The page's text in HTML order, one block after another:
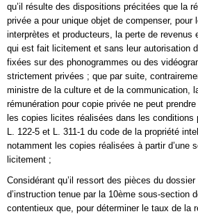
qu’il résulte des dispositions précitées que la
privée a pour unique objet de compenser, pour
interprètes et producteurs, la perte de revenus
qui est fait licitement et sans leur autorisation
fixées sur des phonogrammes ou des
strictement privées ; que par suite,
ministre de la culture et de la communication,
rémunération pour copie privée ne peut
les copies licites réalisées dans les conditions
L. 122-5 et L. 311-1 du code de la propriété
notamment les copies réalisées à partir d’une
licitement ;
Considérant qu’il ressort des pièces du dossier
d’instruction tenue par la 10ème sous-section
contentieux que, pour déterminer le taux de la